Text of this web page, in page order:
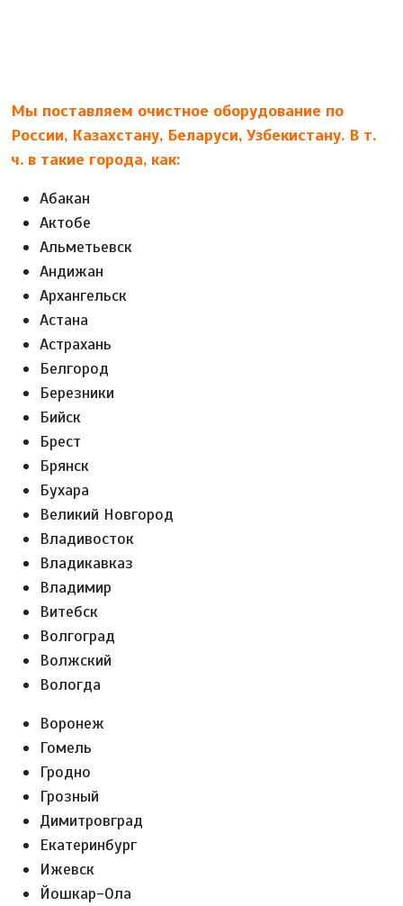
Мы поставляем очистное оборудование по
России, Казахстану, Беларуси, Узбекистану. В т.
ч. в такие города, как:
Абакан
Актобе
Альметьевск
Андижан
Архангельск
Астана
Астрахань
Белгород
Березники
Бийск
Брест
Брянск
Бухара
Великий Новгород
Владивосток
Владикавказ
Владимир
Витебск
Волгоград
Волжский
Вологда
Воронеж
Гомель
Гродно
Грозный
Димитровград
Екатеринбург
Ижевск
Йошкар-Ола